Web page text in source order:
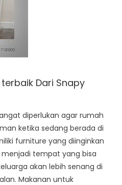
Dari Snapy
diperlukan agar rumah
ketika sedang berada di
furniture yang diinginkan
tempat yang bisa
akan lebih senang di
Makanan untuk